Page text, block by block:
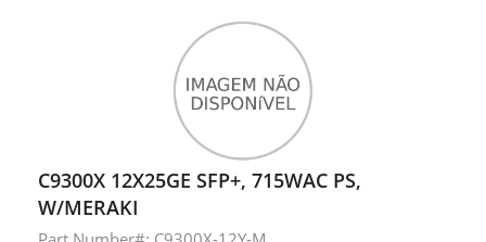
C9300X 12X25GE SFP+, 715WAC PS,
W/MERAKI